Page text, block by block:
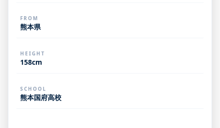
FROM
熊本県
HEIGHT
158cm
SCHOOL
熊本国府高校